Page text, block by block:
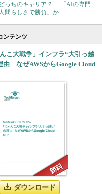
っちのキャリア？ 「AIの専門
間らしさで勝負」か
ンテンツ
んこ大戦争」インフラ“大引っ越
由 なぜAWSからGoogle Cloud
ダウンロード